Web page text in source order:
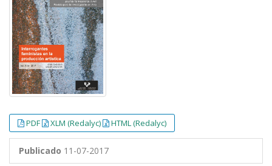
PDF XLM (Redalyc) HTML (Redalyc)
Publicado 11-07-2017